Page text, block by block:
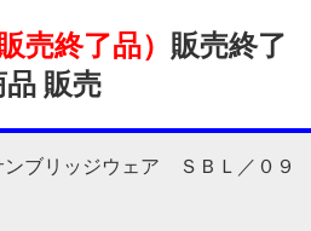
売終了品） 販売終了
品 販売
ンブリッジウェア ＳＢＬ／０９